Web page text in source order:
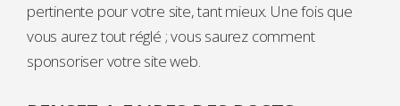
pertinente pour votre site, tant mieux. Une fois que
vous aurez tout réglé ; vous saurez comment
sponsoriser votre site web.